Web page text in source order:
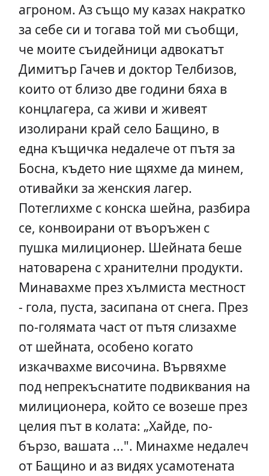
агроном. Аз също му казах накратко
за себе си и тогава той ми съобщи,
че моите съидейници адвокатът
Димитър Гачев и доктор Телбизов,
които от близо две години бяха в
концлагера, са живи и живеят
изолирани край село Бащино, в
една къщичка недалече от пътя за
Босна, където ние щяхме да минем,
отивайки за женския лагер.
Потеглихме с конска шейна, разбира
се, конвоирани от въоръжен с
пушка милиционер. Шейната беше
натоварена с хранителни продукти.
Минавахме през хълмиста местност
- гола, пуста, засипана от снега. През
по-голямата част от пътя слизахме
от шейната, особено когато
изкачвахме височина. Вървяхме
под непрекъснатите подвиквания на
милиционера, който се возеше през
целия път в колата: „Хайде, по-
бързо, вашата ...". Минахме недалеч
от Бащино и аз видях усамотената